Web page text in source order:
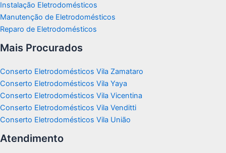
Instalação Eletrodomésticos
Manutenção de Eletrodomésticos
Reparo de Eletrodomésticos
Mais Procurados
Conserto Eletrodomésticos Vila Zamataro
Conserto Eletrodomésticos Vila Yaya
Conserto Eletrodomésticos Vila Vicentina
Conserto Eletrodomésticos Vila Venditti
Conserto Eletrodomésticos Vila União
Atendimento